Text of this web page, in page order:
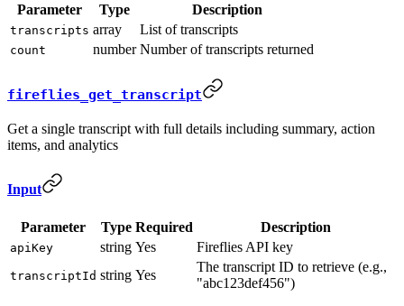
Parameter Type Description
transcripts array List of transcripts
count number Number of transcripts returned
fireflies_get_transcript
Get a single transcript with full details including summary, action
items, and analytics
Input
Parameter Type Required Description
apiKey string Yes Fireflies API key
transcriptId string Yes
The transcript ID to retrieve (e.g.,
"abc123def456")